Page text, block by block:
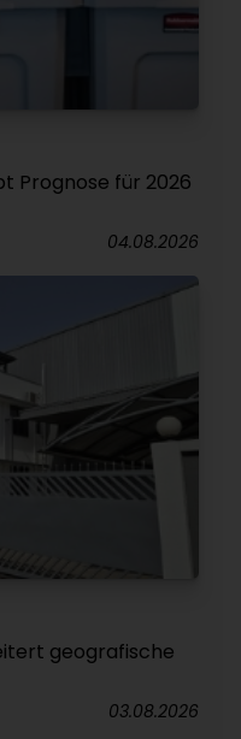
Prognose für 2026
04.08.2026
geografische
03.08.2026